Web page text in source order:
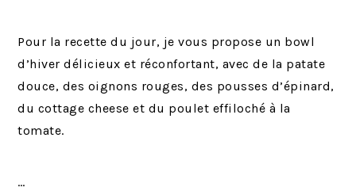
Pour la recette du jour, je vous propose un bowl
d’hiver délicieux et réconfortant, avec de la patate
douce, des oignons rouges, des pousses d’épinard,
du cottage cheese et du poulet effiloché à la
tomate.
…